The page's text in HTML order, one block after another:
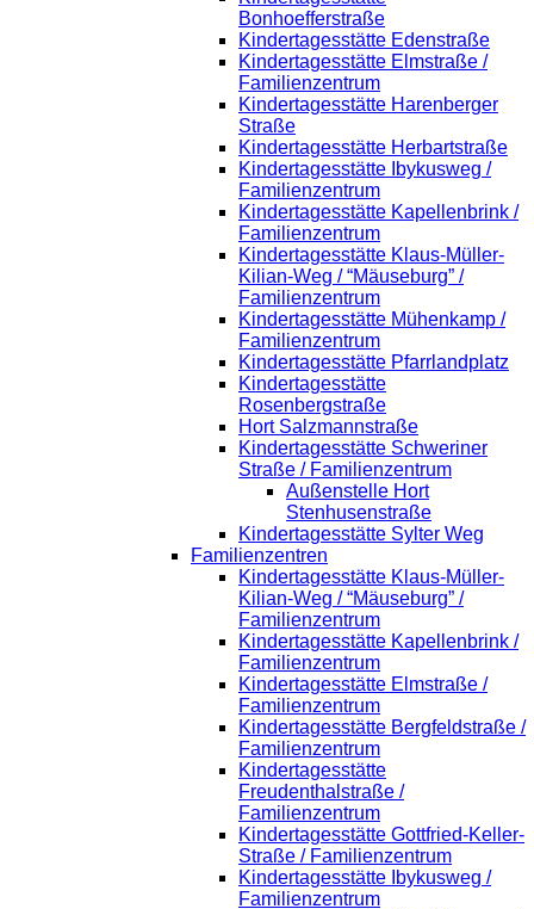
Bonhoefferstraße
Kindertagesstätte Edenstraße
Kindertagesstätte Elmstraße /
Familienzentrum
Kindertagesstätte Harenberger
Straße
Kindertagesstätte Herbartstraße
Kindertagesstätte Ibykusweg /
Familienzentrum
Kindertagesstätte Kapellenbrink /
Familienzentrum
Kindertagesstätte Klaus-Müller-
Kilian-Weg / “Mäuseburg” /
Familienzentrum
Kindertagesstätte Mühenkamp /
Familienzentrum
Kindertagesstätte Pfarrlandplatz
Kindertagesstätte
Rosenbergstraße
Hort Salzmannstraße
Kindertagesstätte Schweriner
Straße / Familienzentrum
Außenstelle Hort
Stenhusenstraße
Kindertagesstätte Sylter Weg
Familienzentren
Kindertagesstätte Klaus-Müller-
Kilian-Weg / “Mäuseburg” /
Familienzentrum
Kindertagesstätte Kapellenbrink /
Familienzentrum
Kindertagesstätte Elmstraße /
Familienzentrum
Kindertagesstätte Bergfeldstraße /
Familienzentrum
Kindertagesstätte
Freudenthalstraße /
Familienzentrum
Kindertagesstätte Gottfried-Keller-
Straße / Familienzentrum
Kindertagesstätte Ibykusweg /
Familienzentrum